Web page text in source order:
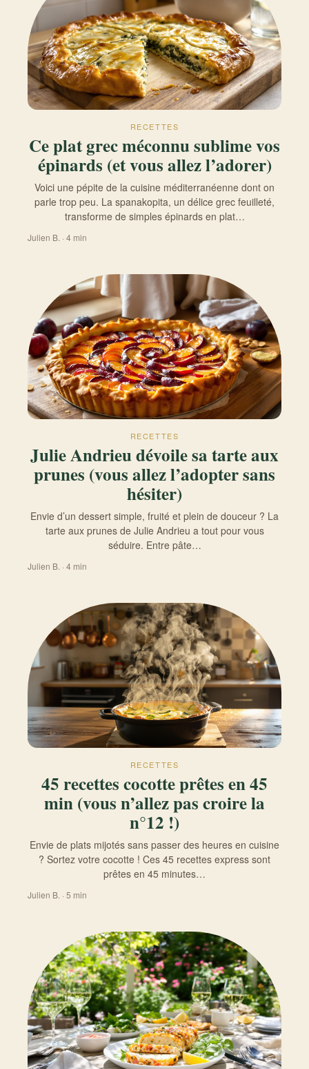
RECETTES
Ce plat grec méconnu sublime vos
épinards (et vous allez l’adorer)
Voici une pépite de la cuisine méditerranéenne dont on
parle trop peu. La spanakopita, un délice grec feuilleté,
transforme de simples épinards en plat…
Julien B. · 4 min
RECETTES
Julie Andrieu dévoile sa tarte aux
prunes (vous allez l’adopter sans
hésiter)
Envie d’un dessert simple, fruité et plein de douceur ? La
tarte aux prunes de Julie Andrieu a tout pour vous
séduire. Entre pâte…
Julien B. · 4 min
RECETTES
45 recettes cocotte prêtes en 45
min (vous n’allez pas croire la
n°12 !)
Envie de plats mijotés sans passer des heures en cuisine
? Sortez votre cocotte ! Ces 45 recettes express sont
prêtes en 45 minutes…
Julien B. · 5 min